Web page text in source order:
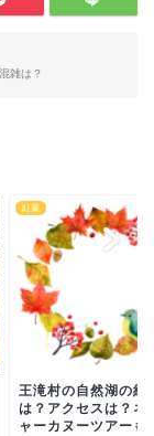
雑は？
紅葉
王滝村の自然湖の紅
は？アクセスは？ネ
ャーカヌーツアーも